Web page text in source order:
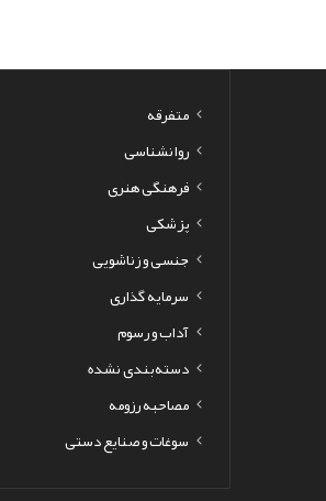
متفرقه
روانشناسی
فرهنگی هنری
پزشکی
جنسی و زناشویی
سرمایه گذاری
آداب و رسوم
دسته‌بندی نشده
مصاحبه رزومه
سوغات و صنایع دستی